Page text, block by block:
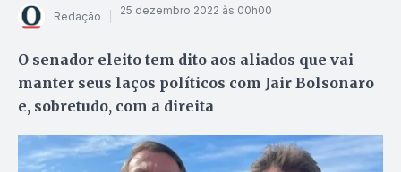
Redação 25 dezembro 2022 às 00h00
O senador eleito tem dito aos aliados que vai
manter seus laços políticos com Jair Bolsonaro
e, sobretudo, com a direita